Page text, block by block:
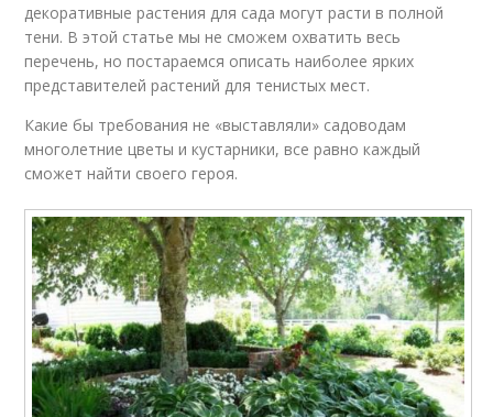
декоративные растения для сада могут расти в полной
тени. В этой статье мы не сможем охватить весь
перечень, но постараемся описать наиболее ярких
представителей растений для тенистых мест.
Какие бы требования не «выставляли» садоводам
многолетние цветы и кустарники, все равно каждый
сможет найти своего героя.